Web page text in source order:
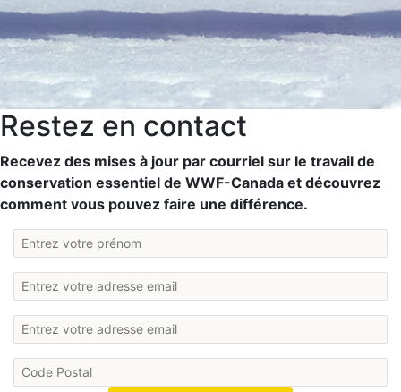
Restez en contact
Recevez des mises à jour par courriel sur le travail de
conservation essentiel de WWF-Canada et découvrez
comment vous pouvez faire une différence.